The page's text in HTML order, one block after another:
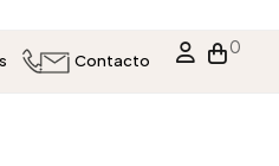
Contacto
0